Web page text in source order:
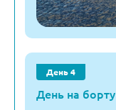
День 4
День на борту